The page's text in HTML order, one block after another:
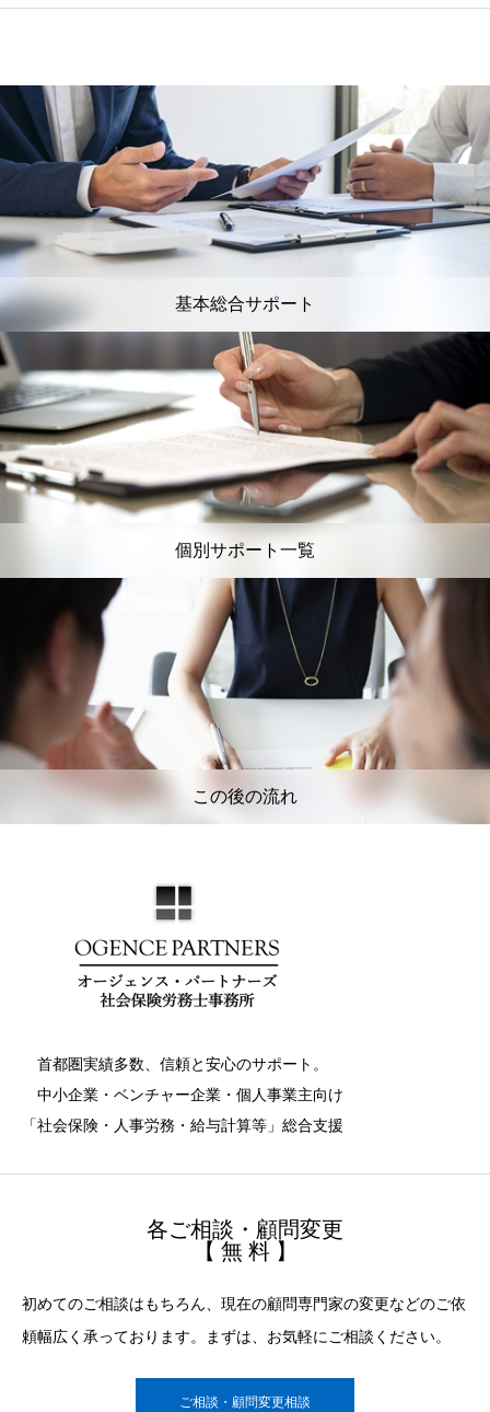
基本総合サポート
個別サポート一覧
この後の流れ
首都圏実績多数、信頼と安心のサポート。
中小企業・ベンチャー企業・個人事業主向け
「社会保険・人事労務・給与計算等」総合支援
各ご相談・顧問変更
【 無 料 】
初めてのご相談はもちろん、現在の顧問専門家の変更などのご依
頼幅広く承っております。まずは、お気軽にご相談ください。
ご相談・顧問変更相談